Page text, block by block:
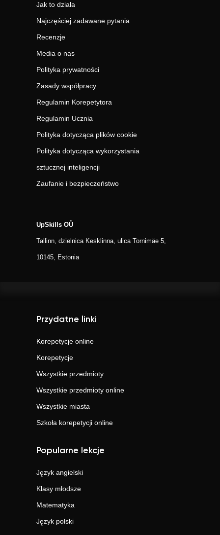
Jak to działa
Najczęściej zadawane pytania
Recenzje
Media o nas
Polityka prywatności
Zasady współpracy
Regulamin Korepetytora
Regulamin Ucznia
Polityka dotycząca plików cookie
Polityka dotycząca wykorzystania
sztucznej inteligencji
Zaufanie i bezpieczeństwo
UpSkills OÜ
Tallinn, dzielnica Kesklinna, ulica Tornimäe 5,
10145, Estonia
Przydatne linki
Korepetycje online
Korepetycje
Wszystkie przedmioty
Wszystkie przedmioty online
Wszystkie miasta
Szkoła korepetycji online
Popularne lekcje
Język angielski
Klasy młodsze
Matematyka
Język polski